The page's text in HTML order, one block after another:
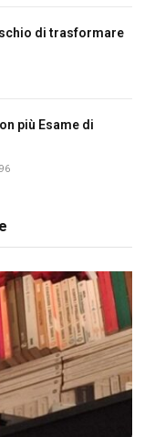
di trasformare
più Esame di